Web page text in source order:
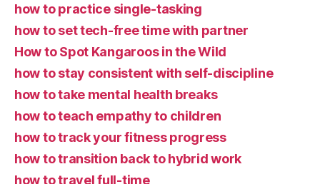
how to practice single-tasking
how to set tech-free time with partner
How to Spot Kangaroos in the Wild
how to stay consistent with self-discipline
how to take mental health breaks
how to teach empathy to children
how to track your fitness progress
how to transition back to hybrid work
how to travel full-time